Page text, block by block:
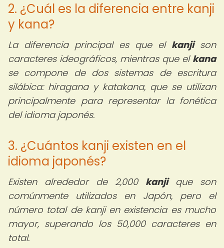
2. ¿Cuál es la diferencia entre kanji
y kana?
La diferencia principal es que el kanjison
caracteres ideográficos, mientras que el kana
se compone de dos sistemas de escritura
silábica: hiragana y katakana, que se utilizan
principalmente para representar la fonética
del idioma japonés.
3. ¿Cuántos kanji existen en el
idioma japonés?
Existen alrededor de 2,000 kanjique son
comúnmente utilizados en Japón, pero el
número total de kanji en existencia es mucho
mayor, superando los 50,000 caracteres en
total.